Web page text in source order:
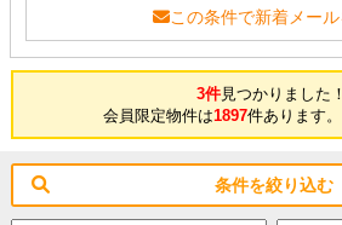
この条件で新着メー
3件見つかりました！
会員限定物件は1897件あります
条件を絞り込む